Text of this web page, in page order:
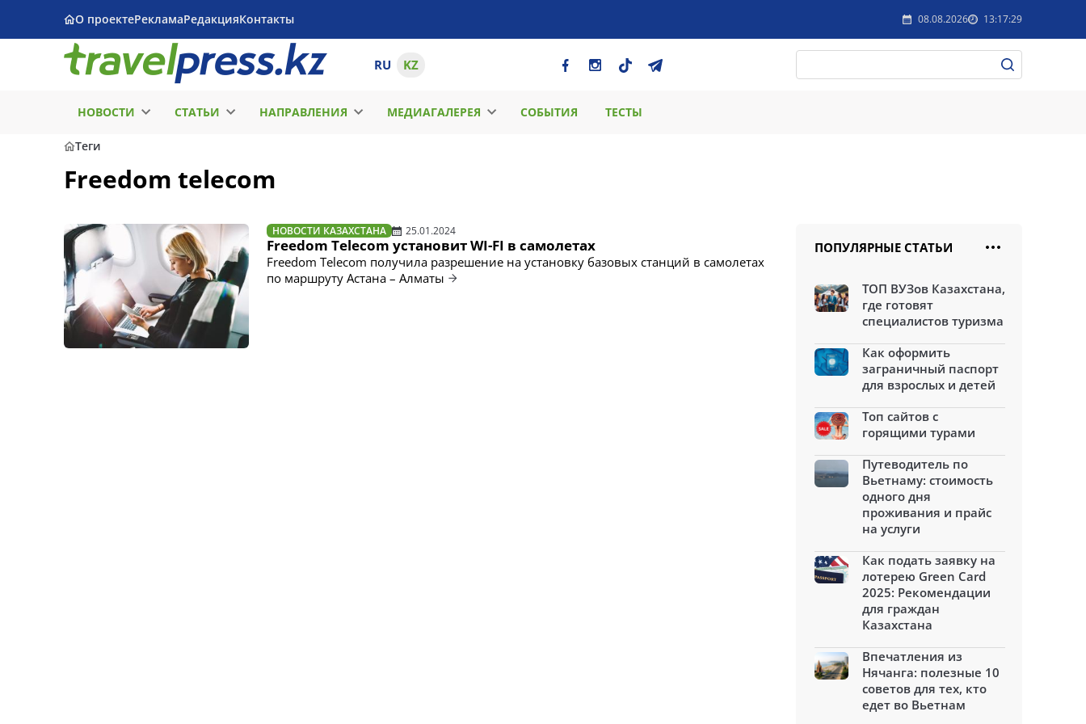
О проектеРекламаРедакцияКонтакты 08.08.2026 13:17:29
RU KZ
НОВОСТИ СТАТЬИ НАПРАВЛЕНИЯ МЕДИАГАЛЕРЕЯ СОБЫТИЯ ТЕСТЫ
Теги
Freedom telecom
НОВОСТИ КАЗАХСТАНА 25.01.2024
Freedom Telecom установит WI-FI в самолетах
Freedom Telecom получила разрешение на установку базовых станций в самолетах
по маршруту Астана – Алматы
ПОПУЛЯРНЫЕ СТАТЬИ
ТОП ВУЗов Казахстана,
где готовят
специалистов туризма
Как оформить
заграничный паспорт
для взрослых и детей
Топ сайтов с
горящими турами
Путеводитель по
Вьетнаму: стоимость
одного дня
проживания и прайс
на услуги
Как подать заявку на
лотерею Green Card
2025: Рекомендации
для граждан
Казахстана
Впечатления из
Нячанга: полезные 10
советов для тех, кто
едет во Вьетнам